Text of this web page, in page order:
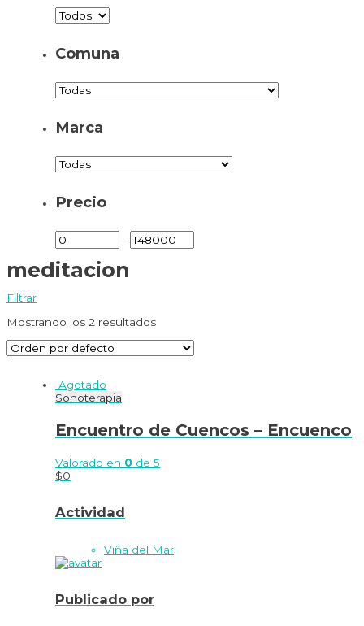
Comuna
Marca
Precio
-
meditacion
Filtrar
Mostrando los 2 resultados
Agotado
Sonoterapia
Encuentro de Cuencos – Encuenco
Valorado en 0 de 5
$0
Actividad
Viña del Mar
Publicado por